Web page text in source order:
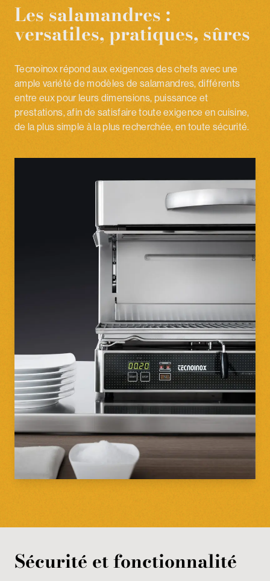
Les salamandres :
versatiles, pratiques, sûres
Tecnoinox répond aux exigences des chefs avec une
ample variété de modèles de salamandres, différents
entre eux pour leurs dimensions, puissance et
prestations, afin de satisfaire toute exigence en cuisine,
de la plus simple à la plus recherchée, en toute sécurité.
Sécurité et fonctionnalité